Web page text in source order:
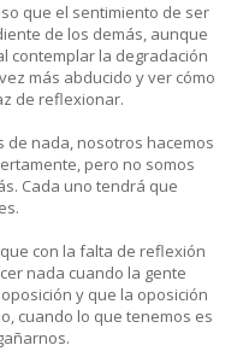
que el sentimiento de ser
de los demás, aunque
contemplar la degradación
más abducido y ver cómo
de reflexionar.
nada, nosotros hacemos
pero no somos
Cada uno tendrá que
con la falta de reflexión
nada cuando la gente
y que la oposición
cuando lo que tenemos es